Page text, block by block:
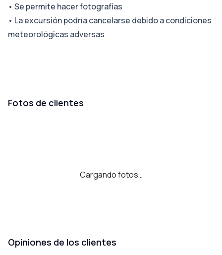
• Se permite hacer fotografías
• La excursión podría cancelarse debido a condiciones
meteorológicas adversas
Fotos de clientes
Cargando fotos…
Opiniones de los clientes